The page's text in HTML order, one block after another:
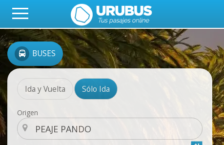
BUSES
Ida y Vuelta Sólo Ida
Origen